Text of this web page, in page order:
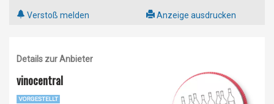
Verstoß melden Anzeige ausdrucken
Details zur Anbieter
vinocentral